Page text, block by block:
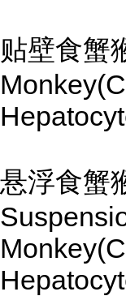
贴壁食蟹
悬浮食蟹